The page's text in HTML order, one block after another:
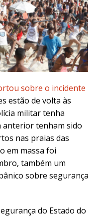
sobre o incidente
estão de volta às
militar tenha
anterior tenham sido
nas praias das
em massa foi
também um
sobre segurança
do Estado do